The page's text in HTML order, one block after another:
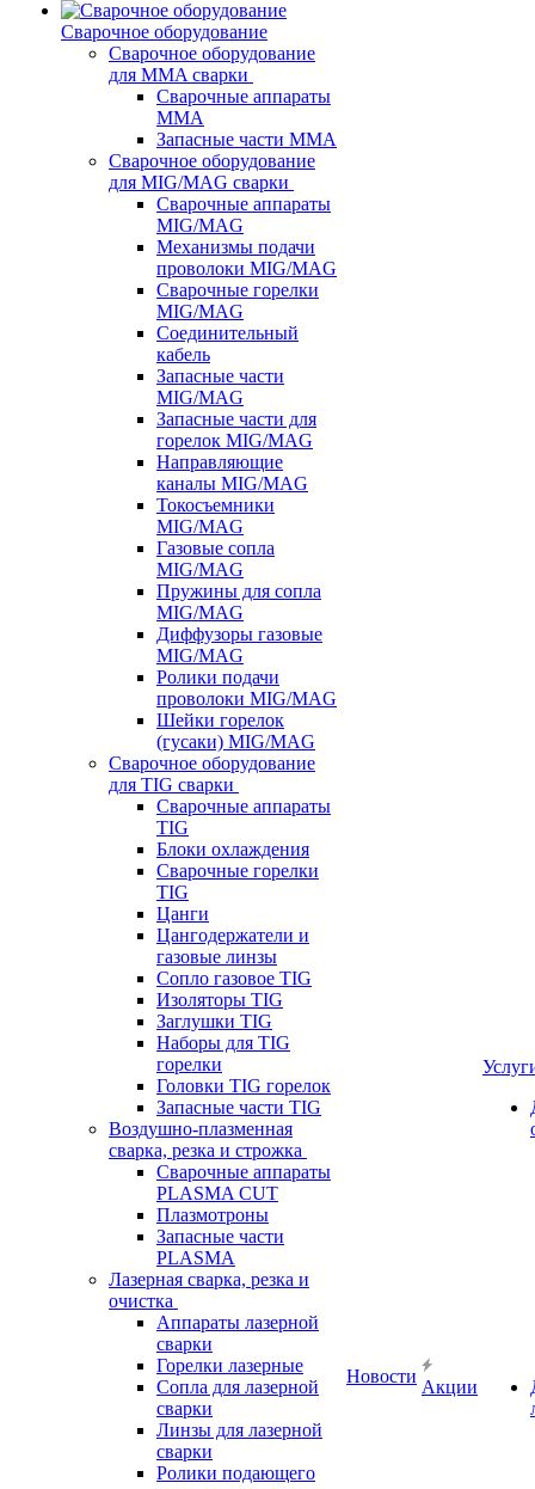
Сварочное оборудование
Сварочное оборудование
для MMA сварки
Сварочные аппараты
MMA
Запасные части MMA
Сварочное оборудование
для MIG/MAG сварки
Сварочные аппараты
MIG/MAG
Механизмы подачи
проволоки MIG/MAG
Сварочные горелки
MIG/MAG
Соединительный
кабель
Запасные части
MIG/MAG
Запасные части для
горелок MIG/MAG
Направляющие
каналы MIG/MAG
Токосъемники
MIG/MAG
Газовые сопла
MIG/MAG
Пружины для сопла
MIG/MAG
Диффузоры газовые
MIG/MAG
Ролики подачи
проволоки MIG/MAG
Шейки горелок
(гусаки) MIG/MAG
Сварочное оборудование
для TIG сварки
Сварочные аппараты
TIG
Блоки охлаждения
Сварочные горелки
TIG
Цанги
Цангодержатели и
газовые линзы
Сопло газовое TIG
Изоляторы TIG
Заглушки TIG
Наборы для TIG
горелки
Головки TIG горелок
Запасные части TIG
Воздушно-плазменная
сварка, резка и строжка
Сварочные аппараты
PLASMA CUT
Плазмотроны
Запасные части
PLASMA
Лазерная сварка, резка и
очистка
Аппараты лазерной
сварки
Горелки лазерные
Сопла для лазерной
сварки
Линзы для лазерной
сварки
Ролики подающего
Новости
Акции